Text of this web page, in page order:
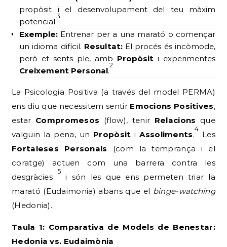
propòsit i el desenvolupament del teu màxim
potencial.
3
Exemple: Entrenar per a una marató o començar
un idioma difícil. Resultat:El procés és incòmode,
però et sents ple, amb Propòsit i experimentes
Creixement Personal.
2
La Psicologia Positiva (a través del model PERMA)
ens diu que necessitem sentir Emocions Positives,
estar Compromesos (flow), tenir Relacions que
valguin la pena, un Propòsit iAssoliments.
4
Les
Fortaleses Personals (com la temprança i el
coratge) actuen com una barrera contra les
desgràcies
5
i són les que ens permeten triar la
marató (Eudaimonia) abans que el binge-watching
(Hedonia).
Taula 1: Comparativa de Models de Benestar:
Hedonia vs. Eudaimònia